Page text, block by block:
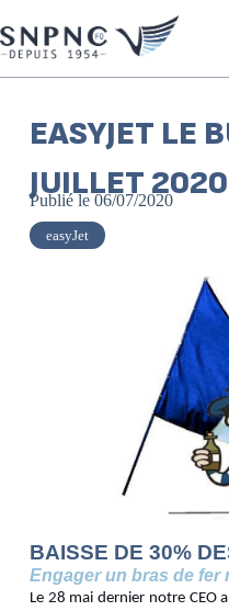
EASYJET LE
JUILLET 2020
Publié le 06/07/2020
easyJet
BAISSE DE 30%
Engager un bras de fer
Le 28 mai dernier notre CEO